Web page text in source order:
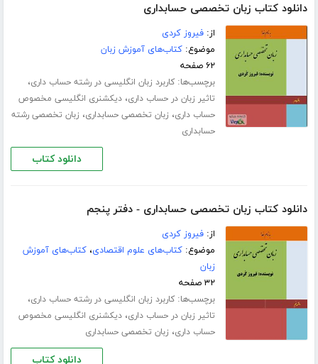
دانلود کتاب زبان تخصصی حسابداری
از:فیروز کردی
موضوع:کتاب‌های آموزش زبان
۶۲ صفحه
برچسب‌ها:کاربرد زبان انگلیسی در رشته حساب داری،
تاثیر زبان در حساب داری،دیکشنری انگلیسی مخصوص
حساب داری، زبان تخصصی حسابداری، زبان تخصصی رشته
حسابداری
دانلود کتاب
دانلود کتاب زبان تخصصی حسابداری - دفتر پنجم
از:فیروز کردی
موضوع:کتاب‌های علوم اقتصادی،کتاب‌های آموزش
زبان
۳۲ صفحه
برچسب‌ها:کاربرد زبان انگلیسی در رشته حساب داری،
تاثیر زبان در حساب داری،دیکشنری انگلیسی مخصوص
حساب داری، زبان تخصصی حسابداری
دانلود کتاب